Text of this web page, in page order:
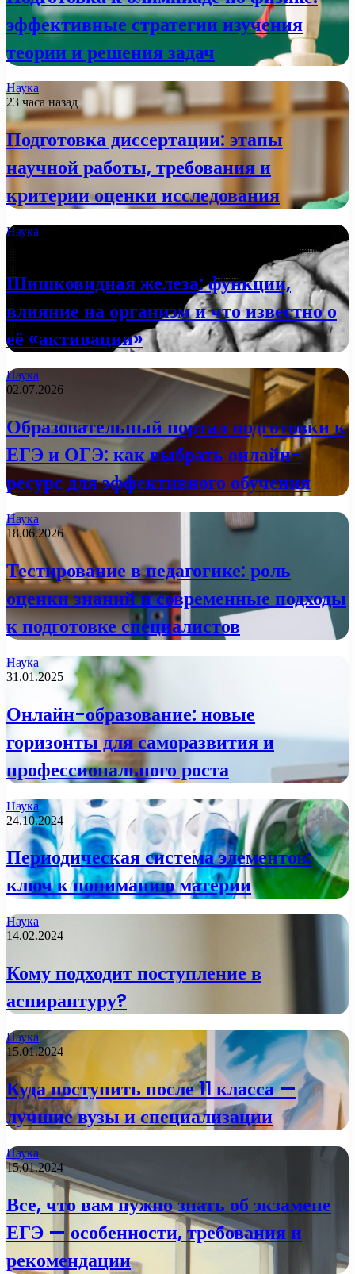
эффективные стратегии изучения
теории и решения задач
Наука
23 часа назад
Подготовка диссертации: этапы
научной работы, требования и
критерии оценки исследования
Наука
Шишковидная железа: функции,
влияние на организм и что известно о
её «активации»
Наука
02.07.2026
Образовательный портал подготовки к
ЕГЭ и ОГЭ: как выбрать онлайн-
ресурс для эффективного обучения
Наука
18.06.2026
Тестирование в педагогике: роль
оценки знаний и современные подходы
к подготовке специалистов
Наука
31.01.2025
Онлайн-образование: новые
горизонты для саморазвития и
профессионального роста
Наука
24.10.2024
Периодическая система элементов:
ключ к пониманию материи
Наука
14.02.2024
Кому подходит поступление в
аспирантуру?
Наука
15.01.2024
Куда поступить после 11 класса —
лучшие вузы и специализации
Наука
15.01.2024
Все, что вам нужно знать об экзамене
ЕГЭ — особенности, требования и
рекомендации